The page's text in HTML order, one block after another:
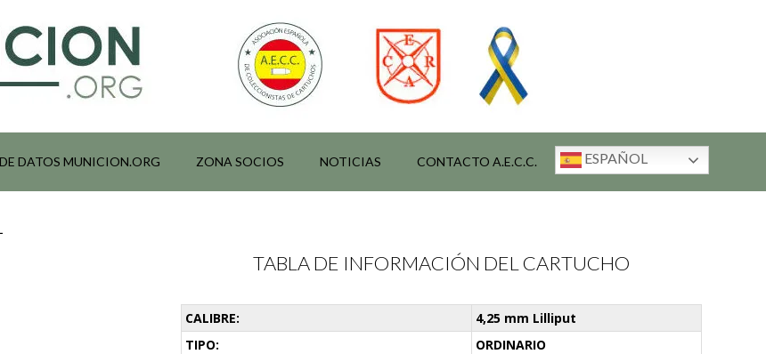
DATOS MUNICION.ORG ZONA SOCIOS NOTICIAS CONTACTO A.E.C.C. ESPAÑOL
TABLA DE INFORMACIÓN DEL CARTUCHO
CALIBRE:
4,25 mm Lilliput
TIPO:
ORDINARIO